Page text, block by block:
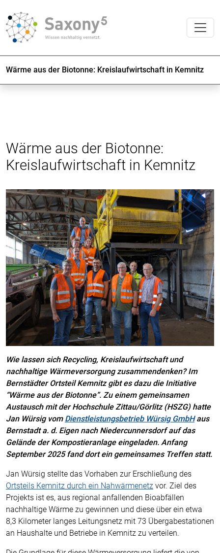
Wärme aus der Biotonne: Kreislaufwirtschaft in Kemnitz
Wärme aus der Biotonne:
Kreislaufwirtschaft in Kemnitz
Wie lassen sich Recycling, Kreislaufwirtschaft und
nachhaltige Wärmeversorgung zusammendenken? Im
Bernstädter Ortsteil Kemnitz gibt es dazu die Initiative
“Wärme aus der Biotonne”. Zu einem gemeinsamen
Austausch mit der Hochschule Zittau/Görlitz (HSZG) hatte
Jan Würsig vom Dienstleistungsbetrieb Würsig GmbHaus
Bernstadt a. d. Eigen nach Niedercunnersdorf auf das
Gelände der Kompostieranlage eingeladen. Anfang
September 2025 fand dort ein gemeinsames Treffen statt.
Jan Würsig stellte das Vorhaben zur Erschließung des
Ortsteils Kemnitz durch ein Nahwärmenetz vor. Ziel des
Projekts ist es, aus regional anfallenden Bioabfällen
nachhaltige Wärme zu gewinnen und diese über ein etwa
8,3 Kilometer langes Leitungsnetz mit 73 Übergabestationen
an Haushalte und Betriebe in Kemnitz zu verteilen.